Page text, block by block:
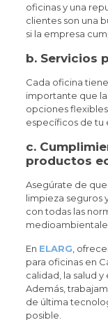
oficinas y una
clientes son una
si la empresa
b. Servicios
Cada oficina
importante que
opciones
específicos de tu
c.
productos
Asegúrate de
limpieza seguros
con todas las
En ELARG ,
para oficinas en
calidad, la salud
Además,
de última
posible.